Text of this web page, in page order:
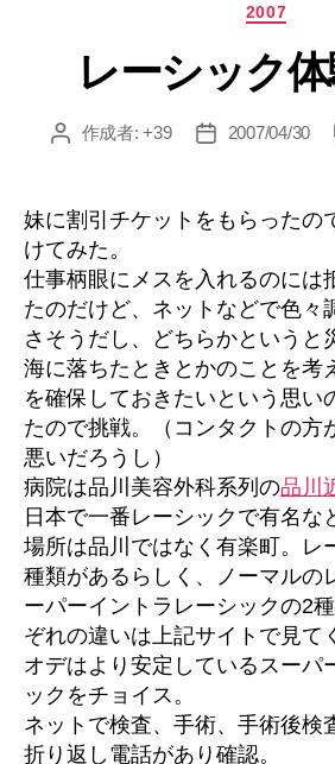
カ
ゴ
リ
2007
レーシック
投 作成者:+39
投 2007/04/30
妹に割引チケットをもらったの
けてみた。
仕事柄眼にメスを入れるのには
たのだけど、ネットなどで色々
さそうだし、どちらかというと
海に落ちたときとかのことを考
を確保しておきたいという思い
たので挑戦。（コンタクトの方
悪いだろうし）
病院は品川美容外科系列の品川
日本で一番レーシックで有名な
場所は品川ではなく有楽町。レ
種類があるらしく、ノーマルの
ーパーイントラレーシックの2
ぞれの違いは上記サイトで見て
オデはより安定しているスーパ
ックをチョイス。
ネットで検査、手術、手術後検
折り返し電話があり確認。